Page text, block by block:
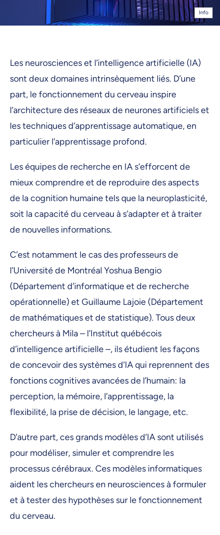
Info
Les neurosciences et l’intelligence artificielle (IA)
sont deux domaines intrinsèquement liés. D’une
part, le fonctionnement du cerveau inspire
l’architecture des réseaux de neurones artificiels et
les techniques d’apprentissage automatique, en
particulier l’apprentissage profond.
Les équipes de recherche en IA s’efforcent de
mieux comprendre et de reproduire des aspects
de la cognition humaine tels que la neuroplasticité,
soit la capacité du cerveau à s’adapter et à traiter
de nouvelles informations.
C’est notamment le cas des professeurs de
l’Université de Montréal Yoshua Bengio
(Département d’informatique et de recherche
opérationnelle) et Guillaume Lajoie (Département
de mathématiques et de statistique). Tous deux
chercheurs à Mila – l’Institut québécois
d’intelligence artificielle –, ils étudient les façons
de concevoir des systèmes d’IA qui reprennent des
fonctions cognitives avancées de l’humain: la
perception, la mémoire, l’apprentissage, la
flexibilité, la prise de décision, le langage, etc.
D’autre part, ces grands modèles d’IA sont utilisés
pour modéliser, simuler et comprendre les
processus cérébraux. Ces modèles informatiques
aident les chercheurs en neurosciences à formuler
et à tester des hypothèses sur le fonctionnement
du cerveau.